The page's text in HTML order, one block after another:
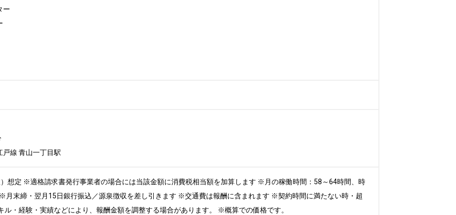
ー
線 青山一丁目駅
）想定 ※適格請求書発行事業者の場合には当該金額に消費税相当額を加算します ※月の稼働時間：58～64時間、時
月末締・翌月15日銀行振込／源泉徴収を差し引きます ※交通費は報酬に含まれます ※契約時間に満たない時・超
・経験・実績などにより、報酬金額を調整する場合があります。 ※概算での価格です。